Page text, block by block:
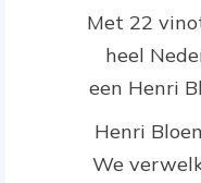
Met 22
heel
een Henri
Henri
We